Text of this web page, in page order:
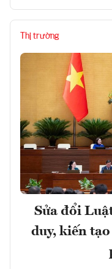
Thị trường
Sửa đổi
duy, kiến